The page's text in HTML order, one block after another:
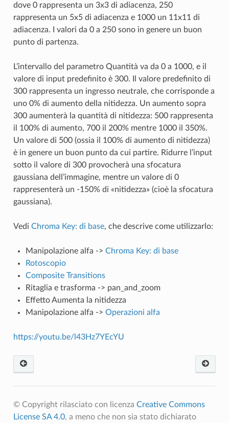
dove 0 rappresenta un 3x3 di adiacenza, 250
rappresenta un 5x5 di adiacenza e 1000 un 11x11 di
adiacenza. I valori da 0 a 250 sono in genere un buon
punto di partenza.
L’intervallo del parametro Quantità va da 0 a 1000, e il
valore di input predefinito è 300. Il valore predefinito di
300 rappresenta un ingresso neutrale, che corrisponde a
uno 0% di aumento della nitidezza. Un aumento sopra
300 aumenterà la quantità di nitidezza: 500 rappresenta
il 100% di aumento, 700 il 200% mentre 1000 il 350%.
Un valore di 500 (ossia il 100% di aumento di nitidezza)
è in genere un buon punto da cui partire. Ridurre l’input
sotto il valore di 300 provocherà una sfocatura
gaussiana dell’immagine, mentre un valore di 0
rappresenterà un -150% di «nitidezza» (cioè la sfocatura
gaussiana).
Vedi Chroma Key: di base, che descrive come utilizzarlo:
Manipolazione alfa -> Chroma Key: di base
Rotoscopio
Composite Transitions
Ritaglia e trasforma -> pan_and_zoom
Effetto Aumenta la nitidezza
Manipolazione alfa -> Operazioni alfa
https://youtu.be/l43Hz7YEcYU
© Copyright rilasciato con licenza Creative Commons
License SA 4.0, a meno che non sia stato dichiarato